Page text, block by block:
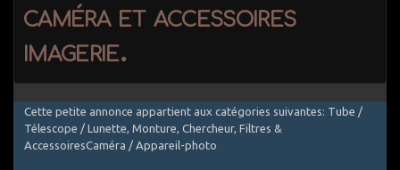
caméra et accessoires
imagerie.
Cette petite annonce appartient aux catégories suivantes: Tube /
Télescope / Lunette, Monture, Chercheur, Filtres &
AccessoiresCaméra / Appareil-photo